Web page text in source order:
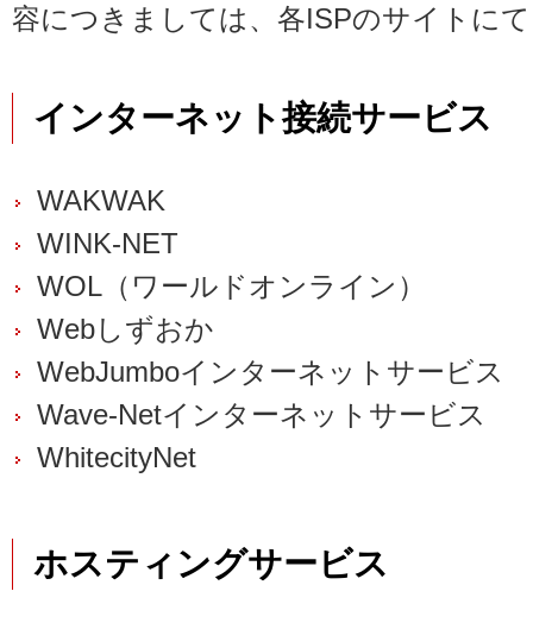
容につきましては、各ISPのサイトに
インターネット接続サービス
WAKWAK
WINK-NET
WOL（ワールドオンライン）
Webしずおか
WebJumboインターネットサービス
Wave-Netインターネットサービス
WhitecityNet
ホスティングサービス